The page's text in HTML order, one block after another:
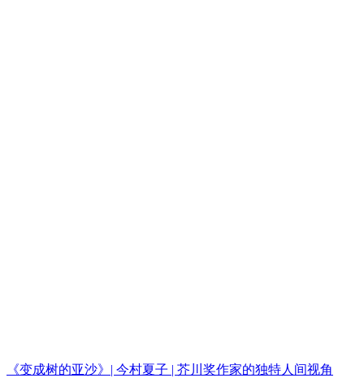
《变成树的亚沙》| 今村夏子 | 芥川奖作家的独特人间视角